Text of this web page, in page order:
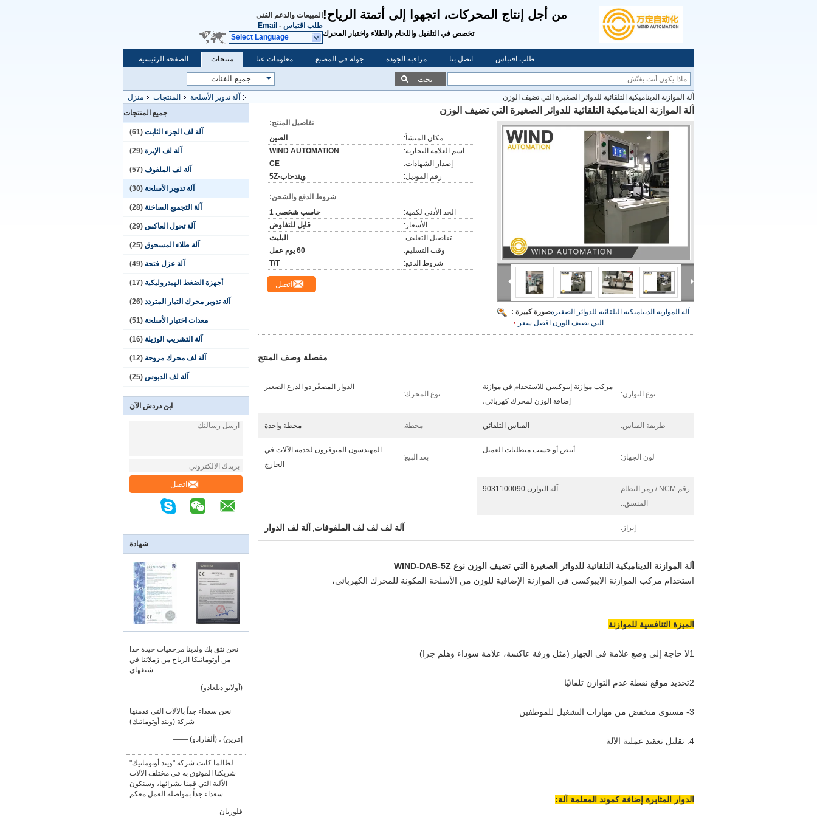
من أجل إنتاج المحركات، اتجهوا إلى أتمتة الرياح!
تخصص في التلفيل واللحام والطلاء واختبار المحرك
المبيعات والدعم الفنى
طلب اقتباس -
Email
Select Language
الصفحة الرئيسية منتجات معلومات عنا جولة في المصنع مراقبة الجودة اتصل بنا طلب اقتباس
بحث
منزل المنتجات آلة تدوير الأسلحة
آلة الموازنة الديناميكية التلقائية للدوائر الصغيرة التي تضيف الوزن
جميع المنتجات
آلة لف الجزء الثابت (61)
آلة لف الإبرة (29)
آلة لف الملفوف (57)
آلة تدوير الأسلحة (30)
آلة التجميع الساخنة (28)
آلة تحول العاكس (29)
آلة طلاء المسحوق (25)
آلة عزل فتحة (49)
أجهزة الضغط الهيدروليكية (17)
آلة تدوير محرك التيار المتردد (26)
معدات اختبار الأسلحة (51)
آلة التشريب الوزيلة (16)
آلة لف محرك مروحة (12)
آلة لف الدبوس (25)
ابن دردش الآن
اتصل
شهادة
نحن نثق بك ولدينا مرجعيات جيدة جدا
من أوتوماتيكا الرياح من زملائنا في
شنغهاي
—— (أولايو ديلغادو)
نحن سعداء جداً بالآلات التي قدمتها
شركة (ويند أوتوماتيك)
—— إفرين) ، (ألفارادو)
لطالما كانت شركة "ويند أوتوماتيك"
شريكنا الموثوق به في مختلف الآلات
الآلية التي قمنا بشرائها، وسنكون
سعداء جداً بمواصلة العمل معكم.
—— فلوريان
آلة الموازنة الديناميكية التلقائية للدوائر الصغيرة التي تضيف الوزن
صورة كبيرة :آلة الموازنة الديناميكية التلقائية للدوائر الصغيرة
التي تضيف الوزن افضل سعر
تفاصيل المنتج:
مكان المنشأ:
الصين
اسم العلامة التجارية:
WIND AUTOMATION
إصدار الشهادات:
CE
رقم الموديل:
ويند-داب-5Z
شروط الدفع والشحن:
الحد الأدنى لكمية:
حاسب شخصي 1
الأسعار:
قابل للتفاوض
تفاصيل التغليف:
البليت
وقت التسليم:
60 يوم عمل
شروط الدفع:
T/T
اتصل
مفصلة وصف المنتج
نوع التوازن:
مركب موازنة إيبوكسي للاستخدام في موازنة
إضافة الوزن لمحرك كهربائي،
نوع المحرك:
الدوار المصغّر ذو الدرع الصغير
طريقة القياس: القياس التلقائي محطة: محطة واحدة
لون الجهاز:
أبيض أو حسب متطلبات العميل
بعد البيع:
المهندسون المتوفرون لخدمة الآلات في
الخارج
رقم NCM / رمز النظام
المنسق::
آلة التوازن 9031100090
إبراز: آلة لف لف لف الملفوفات, آلة لف الدوار
آلة الموازنة الديناميكية التلقائية للدوائر الصغيرة التي تضيف الوزن نوع WIND-DAB-5Z
استخدام مركب الموازنة الايبوكسي في الموازنة الإضافية للوزن من الأسلحة المكونة للمحرك الكهربائي،
الميزة التنافسية للموازنة
1لا حاجة إلى وضع علامة في الجهاز (مثل ورقة عاكسة، علامة سوداء وهلم جرا)
2تحديد موقع نقطة عدم التوازن تلقائيًا
3- مستوى منخفض من مهارات التشغيل للموظفين
4. تقليل تعقيد عملية الآلة
الدوار المثابرة إضافة كموند المعلمة آلة: